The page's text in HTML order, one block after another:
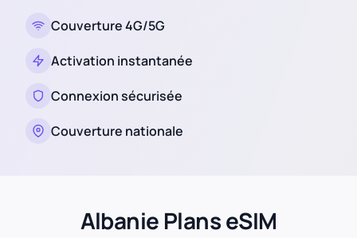
Couverture 4G/5G
Activation instantanée
Connexion sécurisée
Couverture nationale
Albanie Plans eSIM